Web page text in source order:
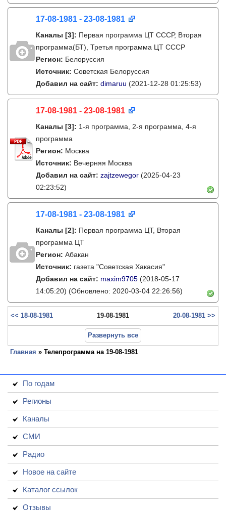
17-08-1981 - 23-08-1981
Каналы [3]: Первая программа ЦТ ССCР, Вторая
программа(БТ), Третья программа ЦТ ССCР
Регион: Белоруссия
Источник: Советская Белоруссия
Добавил на сайт: dimaruu (2021-12-28 01:25:53)
17-08-1981 - 23-08-1981
Каналы [3]: 1-я программа, 2-я программа, 4-я
программа
Регион: Москва
Источник: Вечерняя Москва
Добавил на сайт: zajtzewegor (2025-04-23
02:23:52)
17-08-1981 - 23-08-1981
Каналы [2]: Первая программа ЦТ, Вторая
программа ЦТ
Регион: Абакан
Источник: газета "Советская Хакасия"
Добавил на сайт: maxim9705 (2018-05-17
14:05:20) (Обновлено: 2020-03-04 22:26:56)
<< 18-08-1981 19-08-1981 20-08-1981 >>
Развернуть все
Главная » Телепрограмма на 19-08-1981
По годам
Регионы
Каналы
СМИ
Радио
Новое на сайте
Каталог ссылок
Отзывы